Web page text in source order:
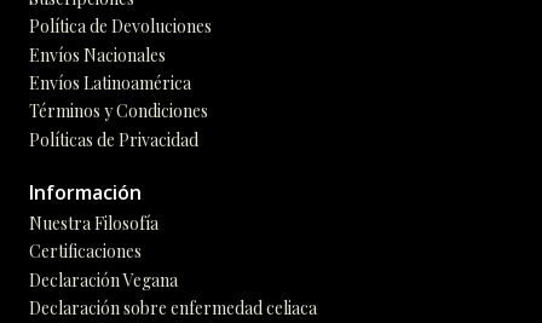
Política de Devoluciones
Envíos Nacionales
Envíos Latinoamérica
Términos y Condiciones
Políticas de Privacidad
Información
Nuestra Filosofía
Certificaciones
Declaración Vegana
Declaración sobre enfermedad celiaca